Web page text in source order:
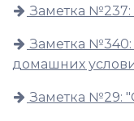
Заметка №237:
Заметка №340:
домашних
Заметка №29: